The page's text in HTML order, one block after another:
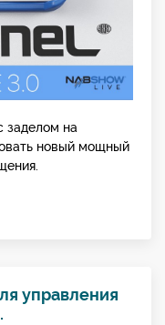
заделом на
новый мощный
управления